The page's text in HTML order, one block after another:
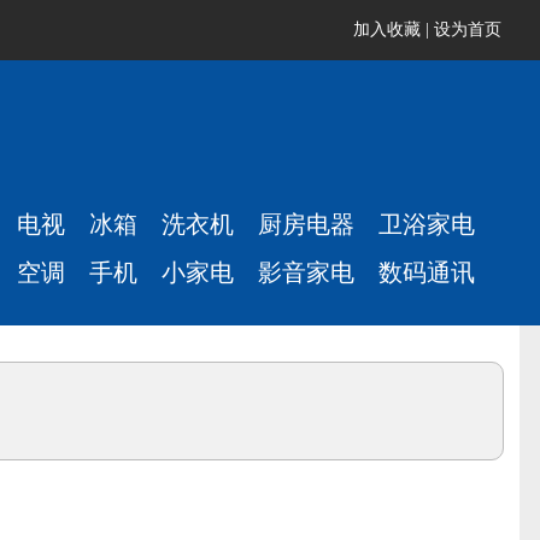
加入收藏 设为首页
电视 冰箱 洗衣机 厨房电器
卫浴家电
空调
手机 小家电 影音家电 数码通讯